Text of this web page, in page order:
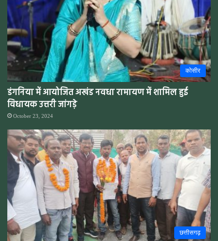
कोसीर
डंगनिया में आयोजित अखंड नवधा रामायण में शामिल हुई
विधायक उत्तरी जांगड़े
October 23, 2024
छत्तीसगढ़